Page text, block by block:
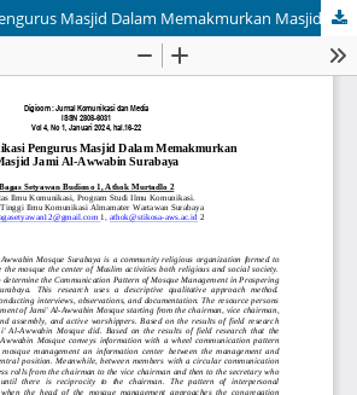
Pola Komunikasi Pengurus Masjid Dalam Memakmurkan Masjid Jami Al-Awwabin Surabaya